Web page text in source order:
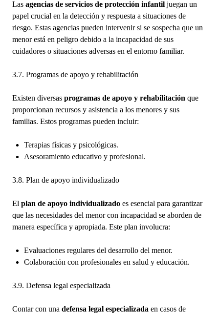
Las agencias de servicios de protección infantiljuegan un
papel crucial en la detección y respuesta a situaciones de
riesgo. Estas agencias pueden intervenir si se sospecha que un
menor está en peligro debido a la incapacidad de sus
cuidadores o situaciones adversas en el entorno familiar.
3.7. Programas de apoyo y rehabilitación
Existen diversas programas de apoyo y rehabilitación que
proporcionan recursos y asistencia a los menores y sus
familias. Estos programas pueden incluir:
Terapias físicas y psicológicas.
Asesoramiento educativo y profesional.
3.8. Plan de apoyo individualizado
El plan de apoyo individualizadoes esencial para garantizar
que las necesidades del menor con incapacidad se aborden de
manera específica y apropiada. Este plan involucra:
Evaluaciones regulares del desarrollo del menor.
Colaboración con profesionales en salud y educación.
3.9. Defensa legal especializada
Contar con una defensa legal especializada en casos de